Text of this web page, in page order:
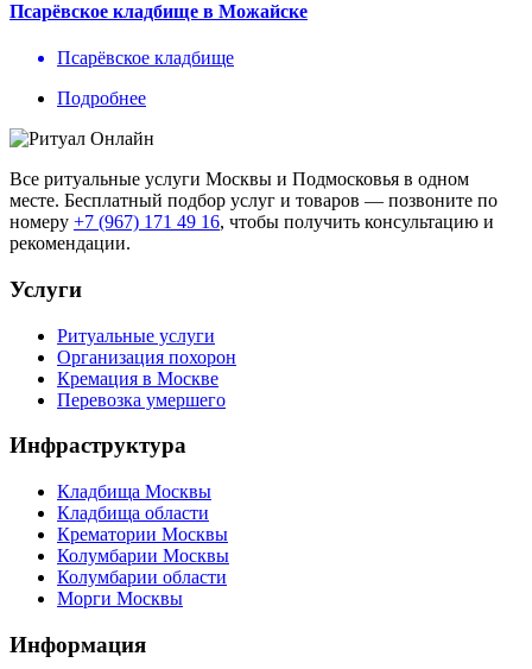
Псарёвское кладбище в Можайске
Псарёвское кладбище
Подробнее
Все ритуальные услуги Москвы и Подмосковья в одном
месте. Бесплатный подбор услуг и товаров — позвоните по
номеру +7 (967) 171 49 16, чтобы получить консультацию и
рекомендации.
Услуги
Ритуальные услуги
Организация похорон
Кремация в Москве
Перевозка умершего
Инфраструктура
Кладбища Москвы
Кладбища области
Крематории Москвы
Колумбарии Москвы
Колумбарии области
Морги Москвы
Информация